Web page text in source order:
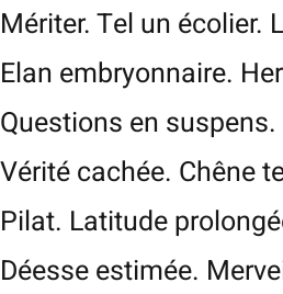
Mériter. Tel un écolier.
Elan embryonnaire.
Questions en
Vérité cachée. Chêne
Pilat. Latitude
Déesse estimée.